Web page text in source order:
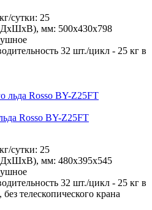
сутки: 25
(ДхШхВ), мм: 500х430х798
32 шт./цикл - 25 кг в
Rosso BY-Z25FT
сутки: 25
(ДхШхВ), мм: 480х395х545
32 шт./цикл - 25 кг в
телескопического крана